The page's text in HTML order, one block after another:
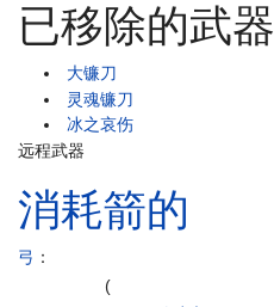
已移除的武器
大镰刀
灵魂镰刀
冰之哀伤
远程武器
消耗箭的
弓 ：
(